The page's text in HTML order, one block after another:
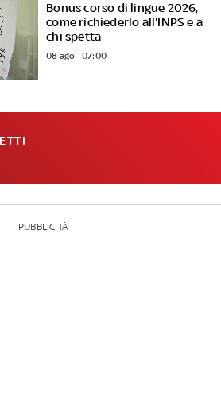
Bonus corso di lingue 2026,
come richiederlo all'INPS e a
chi spetta
08 ago - 07:00
PUBBLICITÀ